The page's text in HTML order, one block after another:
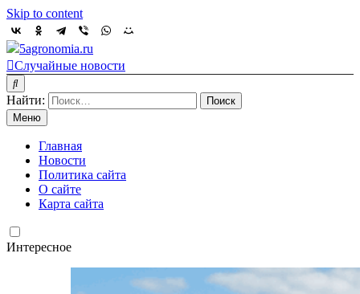
Skip to content
5agronomia.ru
Случайные новости
Найти:
Меню
Главная
Новости
Политика сайта
О сайте
Карта сайта
Интересное